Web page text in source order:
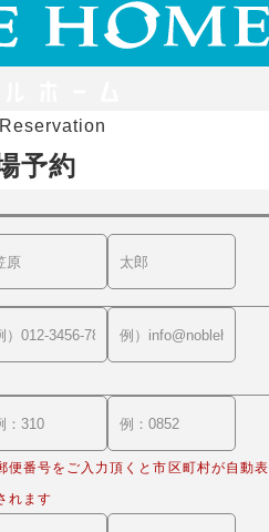
予約
便番号をご入力頂くと市区町村が自動表
れます